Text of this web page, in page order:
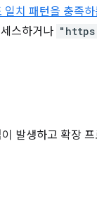
치 패턴을 충족
스하거나
발생하고 확장